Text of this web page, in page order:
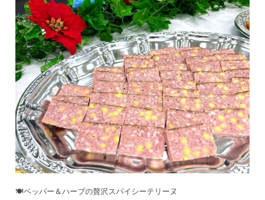
🍽️ペッパー＆ハーブの贅沢スパイシーテリーヌ